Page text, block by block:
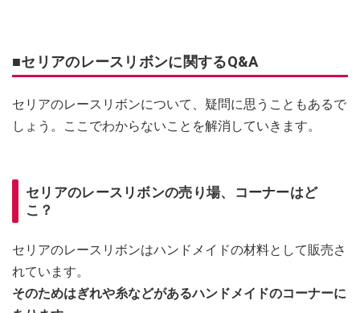
■セリアのレースリボンに関するQ&A
セリアのレースリボンについて、疑問に思うこともあるで
しょう。ここでわからないことを解消していきます。
セリアのレースリボンの売り場、コーナーはど
こ？
セリアのレースリボンはハンドメイドの材料として販売さ
れています。
そのためはぎれや糸などがあるハンドメイドのコーナーに